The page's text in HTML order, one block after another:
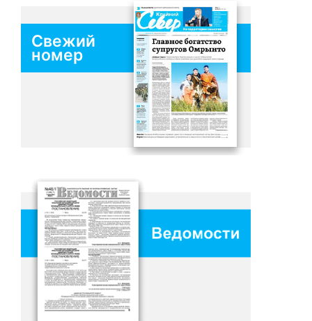
Свежий
номер